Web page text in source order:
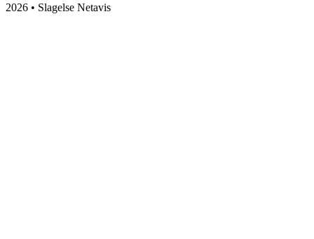
2026 • Slagelse Netavis